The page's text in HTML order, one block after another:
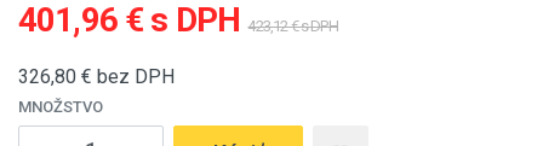
401,96 € s DPH 423,12 € s DPH
326,80 € bez DPH
MNOŽSTVO